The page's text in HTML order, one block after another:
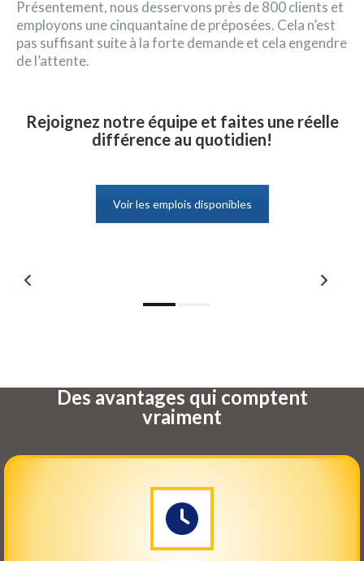
Présentement, nous desservons près de 800 clients et
employons une cinquantaine de préposées. Cela n’est
pas suffisant suite à la forte demande et cela engendre
de l’attente.
Rejoignez notre équipe et faites une réelle
différence au quotidien!
Voir les emplois disponibles
Des avantages qui comptent
vraiment